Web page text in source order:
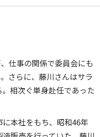
仕事の関係で委員会にも
さらに、藤川さんはサラ
相次ぐ単身赴任であった
本社をもち、昭和46年